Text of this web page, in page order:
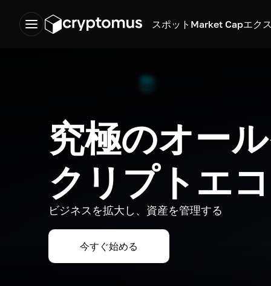
スポット Market Capエク
究極のオー
クリプトエ
ビジネスを拡大し、資産を管理する
今すぐ始める